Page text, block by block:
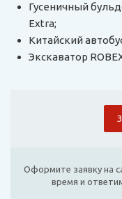
Гусеничный
Extra;
Китайский
Экскаватор
Оформите заявку на
время и